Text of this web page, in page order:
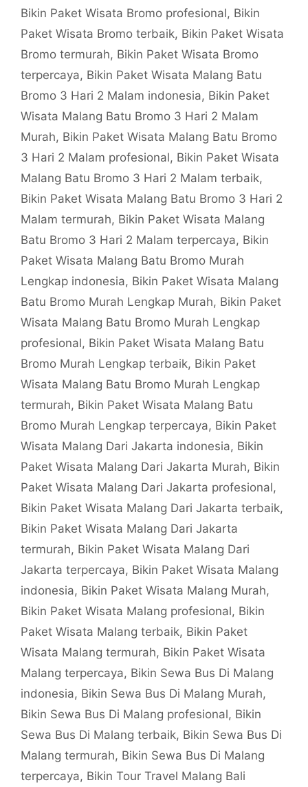
Bikin Paket Wisata Bromo profesional, Bikin
Paket Wisata Bromo terbaik, Bikin Paket Wisata
Bromo termurah, Bikin Paket Wisata Bromo
terpercaya, Bikin Paket Wisata Malang Batu
Bromo 3 Hari 2 Malam indonesia, Bikin Paket
Wisata Malang Batu Bromo 3 Hari 2 Malam
Murah, Bikin Paket Wisata Malang Batu Bromo
3 Hari 2 Malam profesional, Bikin Paket Wisata
Malang Batu Bromo 3 Hari 2 Malam terbaik,
Bikin Paket Wisata Malang Batu Bromo 3 Hari 2
Malam termurah, Bikin Paket Wisata Malang
Batu Bromo 3 Hari 2 Malam terpercaya, Bikin
Paket Wisata Malang Batu Bromo Murah
Lengkap indonesia, Bikin Paket Wisata Malang
Batu Bromo Murah Lengkap Murah, Bikin Paket
Wisata Malang Batu Bromo Murah Lengkap
profesional, Bikin Paket Wisata Malang Batu
Bromo Murah Lengkap terbaik, Bikin Paket
Wisata Malang Batu Bromo Murah Lengkap
termurah, Bikin Paket Wisata Malang Batu
Bromo Murah Lengkap terpercaya, Bikin Paket
Wisata Malang Dari Jakarta indonesia, Bikin
Paket Wisata Malang Dari Jakarta Murah, Bikin
Paket Wisata Malang Dari Jakarta profesional,
Bikin Paket Wisata Malang Dari Jakarta terbaik,
Bikin Paket Wisata Malang Dari Jakarta
termurah, Bikin Paket Wisata Malang Dari
Jakarta terpercaya, Bikin Paket Wisata Malang
indonesia, Bikin Paket Wisata Malang Murah,
Bikin Paket Wisata Malang profesional, Bikin
Paket Wisata Malang terbaik, Bikin Paket
Wisata Malang termurah, Bikin Paket Wisata
Malang terpercaya, Bikin Sewa Bus Di Malang
indonesia, Bikin Sewa Bus Di Malang Murah,
Bikin Sewa Bus Di Malang profesional, Bikin
Sewa Bus Di Malang terbaik, Bikin Sewa Bus Di
Malang termurah, Bikin Sewa Bus Di Malang
terpercaya, Bikin Tour Travel Malang Bali